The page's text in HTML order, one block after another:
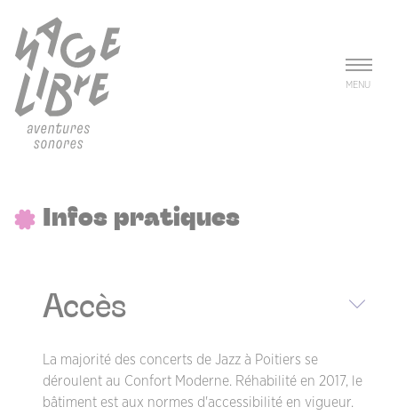
MENU
Infos pratiques
Accès
La majorité des concerts de Jazz à Poitiers se
déroulent au Confort Moderne. Réhabilité en 2017, le
bâtiment est aux normes d'accessibilité en vigueur.